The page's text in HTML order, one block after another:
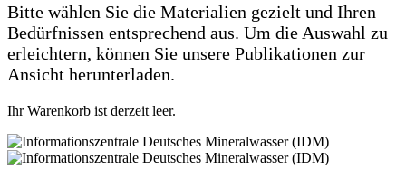
Bitte wählen Sie die Materialien gezielt und Ihren
Bedürfnissen entsprechend aus. Um die Auswahl zu
erleichtern, können Sie unsere Publikationen zur
Ansicht herunterladen.
Ihr Warenkorb ist derzeit leer.